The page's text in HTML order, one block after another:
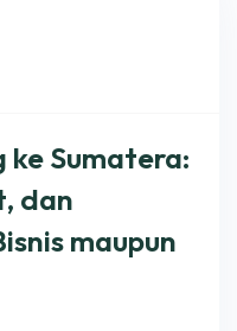
ke Sumatera:
dan
maupun